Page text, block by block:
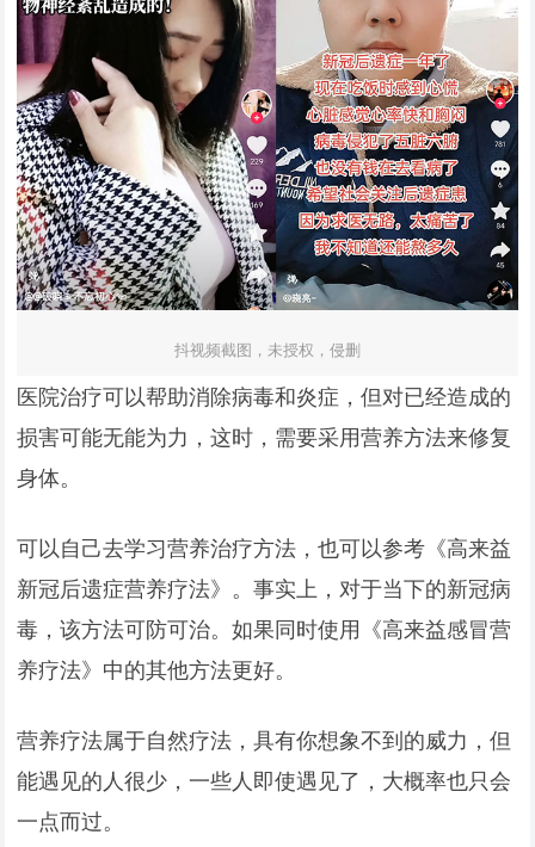
抖视频截图，未授权，侵删
医院治疗可以帮助消除病毒和炎症，但对已经造成的
损害可能无能为力，这时，需要采用营养方法来修复
身体。
可以自己去学习营养治疗方法，也可以参考《高来益
新冠后遗症营养疗法》。事实上，对于当下的新冠病
毒，该方法可防可治。如果同时使用《高来益感冒营
养疗法》中的其他方法更好。
营养疗法属于自然疗法，具有你想象不到的威力，但
能遇见的人很少，一些人即使遇见了，大概率也只会
一点而过。